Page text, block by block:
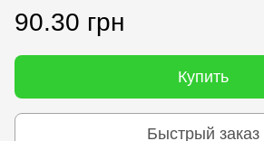
90.30 грн
Купить
Быстрый заказ